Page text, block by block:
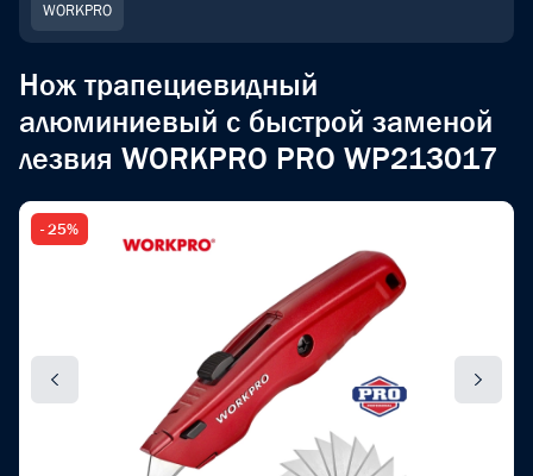
WORKPRO
Нож трапециевидный
алюминиевый с быстрой заменой
лезвия WORKPRO PRO WP213017
- 25%